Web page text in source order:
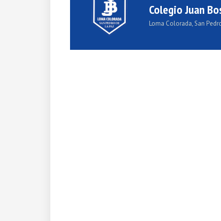
Colegio Juan
Loma Colorada, San